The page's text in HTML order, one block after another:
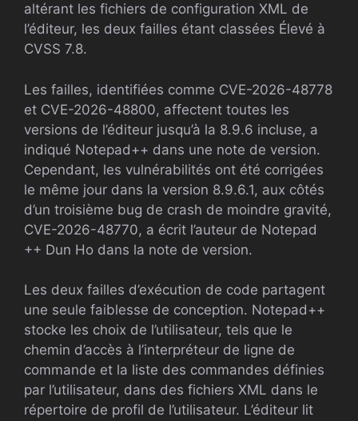
altérant les fichiers de configuration XML de
l’éditeur, les deux failles étant classées Élevé à
CVSS 7.8.
Les failles, identifiées comme CVE-2026-48778
et CVE-2026-48800, affectent toutes les
versions de l’éditeur jusqu’à la 8.9.6 incluse, a
indiqué Notepad++ dans une note de version.
Cependant, les vulnérabilités ont été corrigées
le même jour dans la version 8.9.6.1, aux côtés
d’un troisième bug de crash de moindre gravité,
CVE-2026-48770, a écrit l’auteur de Notepad
++ Dun Ho dans la note de version.
Les deux failles d’exécution de code partagent
une seule faiblesse de conception. Notepad++
stocke les choix de l’utilisateur, tels que le
chemin d’accès à l’interpréteur de ligne de
commande et la liste des commandes définies
par l’utilisateur, dans des fichiers XML dans le
répertoire de profil de l’utilisateur. L’éditeur lit